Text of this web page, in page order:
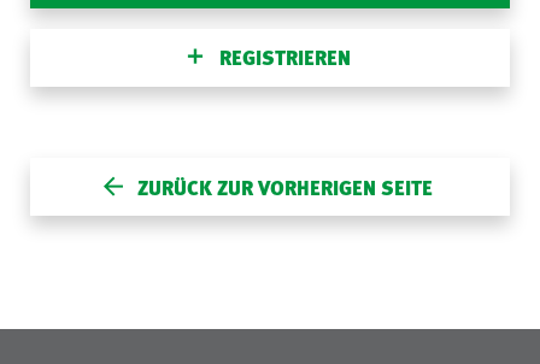
REGISTRIEREN
ZURÜCK ZUR VORHERIGEN SEITE